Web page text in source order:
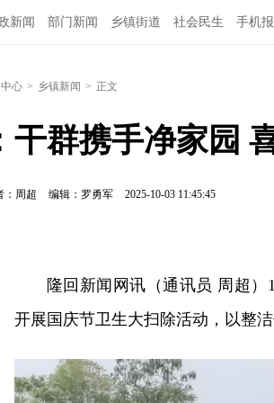
新闻 部门新闻 乡镇街道 社会民生 手机报
心 > 乡镇新闻 > 正文
干群携手净家园
：周超 编辑：罗勇军 2025-10-03 11:45:45
隆回新闻网讯（通讯员 周超
开展国庆节卫生大扫除活动，以整